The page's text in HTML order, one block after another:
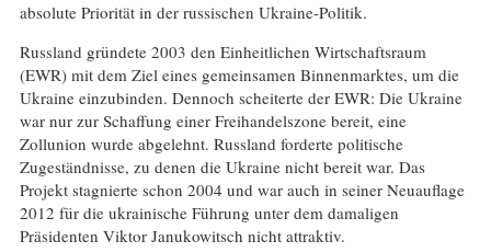
absolute Priorität in der russischen Ukraine-Politik.
Russland gründete 2003 den Einheitlichen Wirtschaftsraum
(EWR) mit dem Ziel eines gemeinsamen Binnenmarktes, um die
Ukraine einzubinden. Dennoch scheiterte der EWR: Die Ukraine
war nur zur Schaffung einer Freihandelszone bereit, eine
Zollunion wurde abgelehnt. Russland forderte politische
Zugeständnisse, zu denen die Ukraine nicht bereit war. Das
Projekt stagnierte schon 2004 und war auch in seiner Neuauflage
2012 für die ukrainische Führung unter dem damaligen
Präsidenten Viktor Janukowitsch nicht attraktiv.